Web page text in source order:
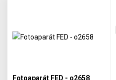
Fotoaparát FED - o2658